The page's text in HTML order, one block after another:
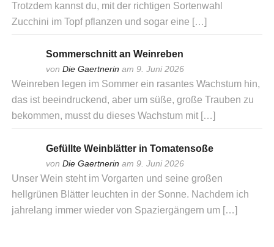
Trotzdem kannst du, mit der richtigen Sortenwahl
Zucchini im Topf pflanzen und sogar eine […]
Sommerschnitt an Weinreben
vonDie Gaertnerin am 9. Juni 2026
Weinreben legen im Sommer ein rasantes Wachstum hin,
das ist beeindruckend, aber um süße, große Trauben zu
bekommen, musst du dieses Wachstum mit […]
Gefüllte Weinblätter in Tomatensoße
vonDie Gaertnerin am 9. Juni 2026
Unser Wein steht im Vorgarten und seine großen
hellgrünen Blätter leuchten in der Sonne. Nachdem ich
jahrelang immer wieder von Spaziergängern um […]